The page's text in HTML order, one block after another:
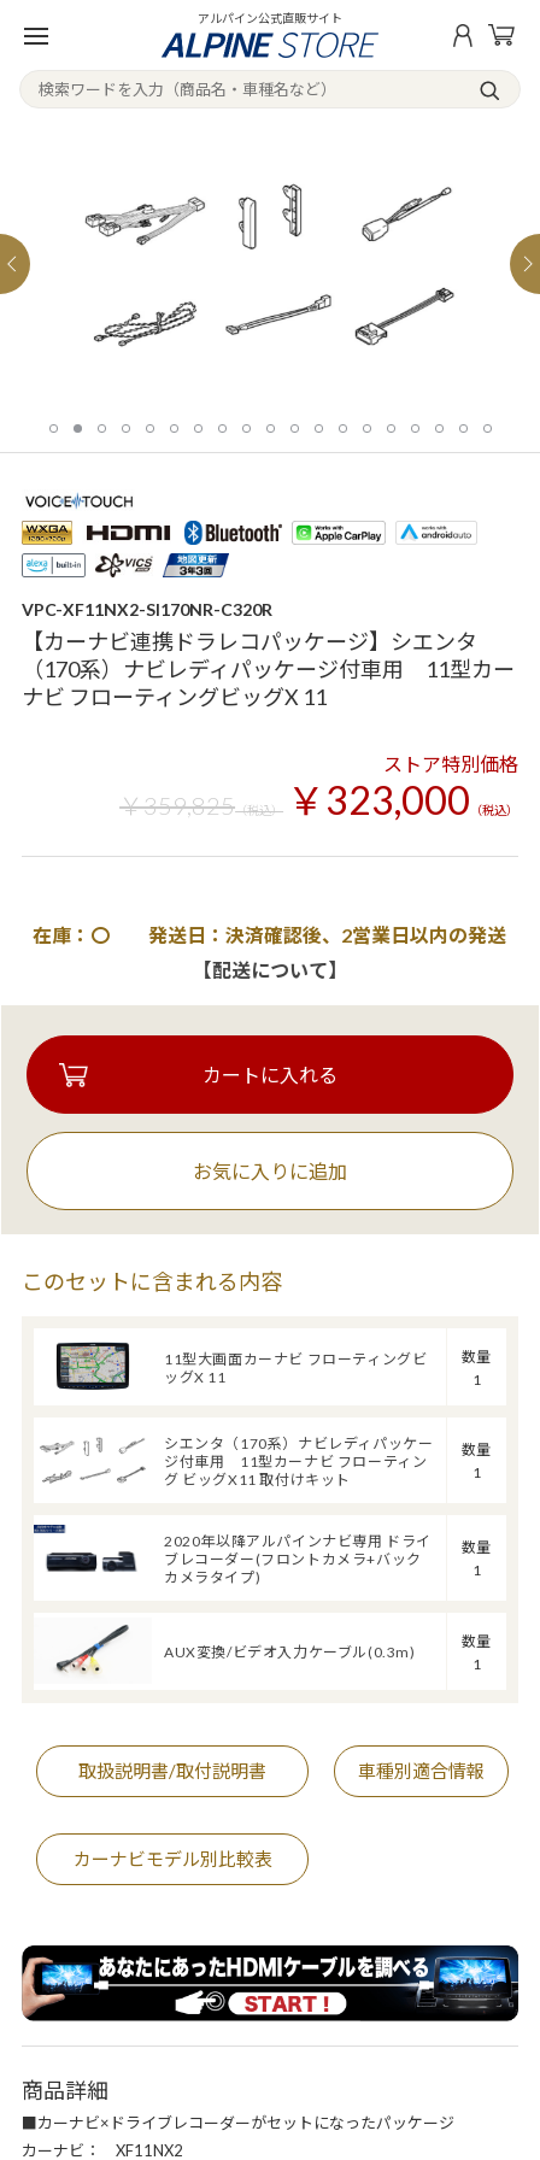
アルパイン公式直販サイト
VPC-XF11NX2-SI170NR-C320R
【カーナビ連携ドラレコパッケージ】シエンタ
（170系）ナビレディパッケージ付車用 11型カー
ナビ フローティングビッグX 11
ストア特別価格
￥359,825（税込） ￥323,000 （税込）
在庫：〇 発送日：決済確認後、2営業日以内の発送
【配送について】
お気に入りに追加
このセットに含まれる内容
11型大画面カーナビ フローティングビ
ッグX 11
数量
1
シエンタ（170系）ナビレディパッケー
ジ付車用 11型カーナビ フローティン
グ ビッグX11 取付けキット
数量
1
2020年以降アルパインナビ専用 ドライ
ブレコーダー(フロントカメラ+バック
カメラタイプ)
数量
1
AUX変換/ビデオ入力ケーブル(0.3m)
数量
1
取扱説明書/取付説明書 車種別適合情報
カーナビモデル別比較表
商品詳細
■カーナビ×ドライブレコーダーがセットになったパッケージ
カーナビ： XF11NX2